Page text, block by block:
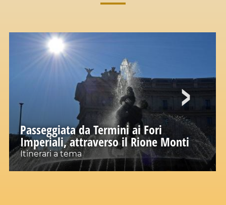
Passeggiata da Termini ai Fori
Imperiali, attraverso il Rione Monti
Itinerari a tema